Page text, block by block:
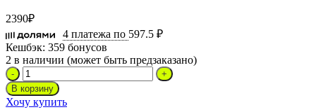
2390₽
4 платежа по 597.5 ₽
Кешбэк: 359 бонусов
2 в наличии (может быть предзаказано)
Количество
товара
Матрас
ЭЛИПС
В корзину
Хочу купить